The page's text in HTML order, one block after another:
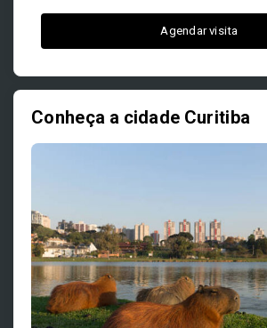
Agendar visita
Conheça a cidade Curitiba